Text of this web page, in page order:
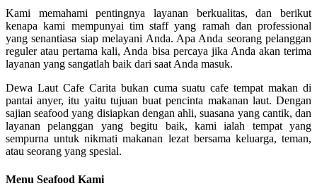
Kami memahami pentingnya layanan berkualitas, dan berikut
kenapa kami mempunyai tim staff yang ramah dan professional
yang senantiasa siap melayani Anda. Apa Anda seorang pelanggan
reguler atau pertama kali, Anda bisa percaya jika Anda akan terima
layanan yang sangatlah baik dari saat Anda masuk.
Dewa Laut Cafe Carita bukan cuma suatu cafe tempat makan di
pantai anyer, itu yaitu tujuan buat pencinta makanan laut. Dengan
sajian seafood yang disiapkan dengan ahli, suasana yang cantik, dan
layanan pelanggan yang begitu baik, kami ialah tempat yang
sempurna untuk nikmati makanan lezat bersama keluarga, teman,
atau seorang yang spesial.
Menu Seafood Kami